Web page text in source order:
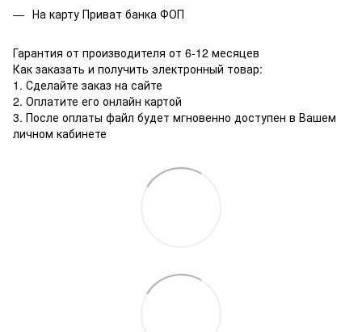
На карту Приват банка ФОП
Гарантия от производителя от 6-12 месяцев
Как заказать и получить электронный товар:
1. Сделайте заказ на сайте
2. Оплатите его онлайн картой
3. После оплаты файл будет мгновенно доступен в Вашем
личном кабинете